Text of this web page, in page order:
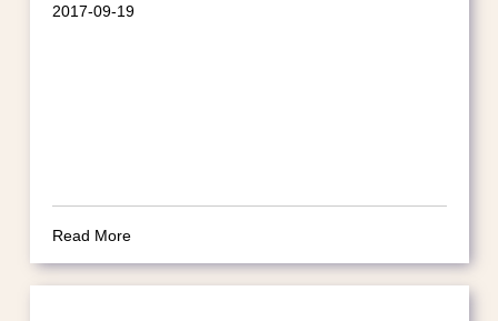
2017-09-19
Read More